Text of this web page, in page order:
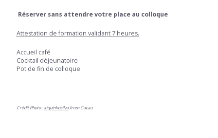
Réserver sans attendre votre place au colloque
Attestation de formation validant 7 heures.
Accueil café
Cocktail déjeunatoire
Pot de fin de colloque
Crédit Photo :xiquinhosilvafrom Cacau